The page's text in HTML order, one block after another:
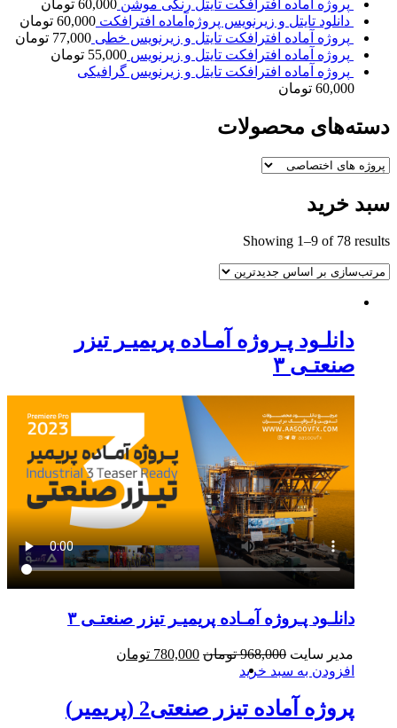
پروژه آماده افترافکت تایتل رنگی موشن 60,000 تومان
دانلود تایتل و زیرنویس‌ پروژه‌آماده افترافکت 60,000 تومان
پروژه آماده افترافکت تایتل و زیرنویس خطی 77,000 تومان
پروژه آماده افترافکت تایتل و زیرنویس 55,000 تومان
پروژه آماده افترافکت تایتل و زیرنویس گرافیکی
60,000 تومان
دسته‌های محصولات
سبد خرید
Showing 1–9 of 78 results
دانلـود پـروژه آمـاده پریمیـر تیزر
صنعتـی ۳
دانلـود پـروژه آمـاده پریمیـر تیزر صنعتـی ۳
مدیر سایت 968,000 تومان قیمت
بود.
780,000 تومان
افزودن به سبد خرید
پروژه آماده تیزر صنعتی2 (پریمیر)